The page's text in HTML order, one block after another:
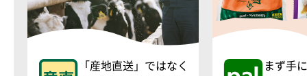
「産地直送」ではなく
まず手